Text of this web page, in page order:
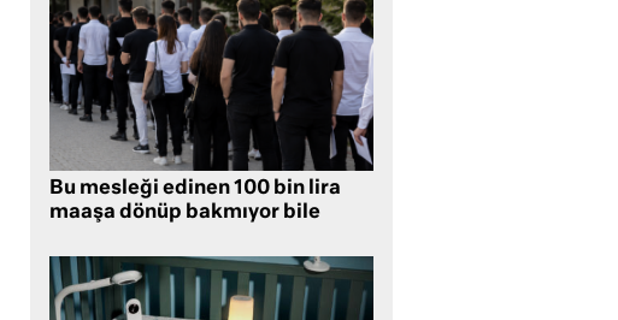
Bu mesleği edinen 100 bin lira
maaşa dönüp bakmıyor bile